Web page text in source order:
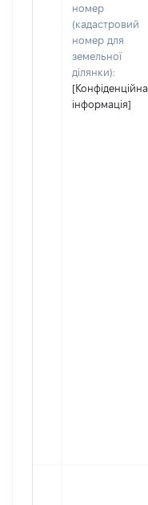
номер
(кадастровий
номер для
земельної
ділянки):
[Конфіденційна
інформація]